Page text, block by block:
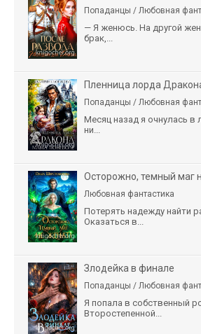
Попаданцы / Любовная
— Я женюсь. На другой
брак,...
Пленница лорда
Попаданцы / Любовная
Месяц назад я очнулась в
ни...
Осторожно, темный маг
Любовная фантастика
Потерять надежду найти
Оказаться в...
Злодейка в финале
Попаданцы / Любовная
Я попала в собственный
Второстепенной...